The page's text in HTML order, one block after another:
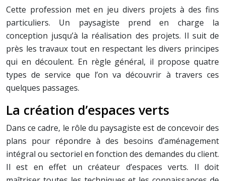
Cette profession met en jeu divers projets à des fins
particuliers. Un paysagiste prend en charge la
conception jusqu’à la réalisation des projets. Il suit de
près les travaux tout en respectant les divers principes
qui en découlent. En règle général, il propose quatre
types de service que l’on va découvrir à travers ces
quelques passages.
La création d’espaces verts
Dans ce cadre, le rôle du paysagiste est de concevoir des
plans pour répondre à des besoins d’aménagement
intégral ou sectoriel en fonction des demandes du client.
Il est en effet un créateur d’espaces verts. Il doit